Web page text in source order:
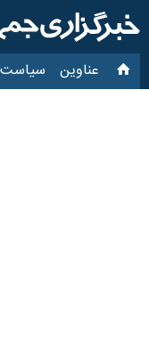
عناوین‌ سیاست